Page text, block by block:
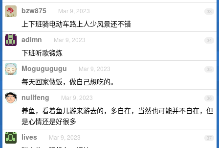
33
bzw875 Mar 9, 2023
上下班骑电动车路上人少风景还不错
34
adimn Mar 9, 2023
下班听歌锻炼
35
Mogugugugu Mar 9, 2023
每天回家做饭，做自己想吃的。
36
nullfeng Mar 9, 2023
养鱼，看着鱼儿游来游去的，多自在，当然也可能并不自在，但
是心情还是好很多
37
lives Mar 9, 2023